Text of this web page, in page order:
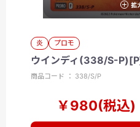
拡
炎 プロモ
ウインディ(338/S-
商品コード ： 338/S/P
￥980(税込)